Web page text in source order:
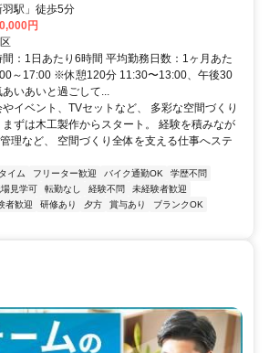
駅」徒歩5分
円
：1日あたり6時間 平均勤務日数：1ヶ月あた
～17:00 ※休憩120分 11:30〜13:00、午後30
いあいと過ごして...
イベント、TVセットなど、 多彩な空間づくり
ずは木工製作からスタート。 経験を積みなが
理など、 空間づくり全体を支える仕事へステ
イム フリーター歓迎 バイク通勤OK
学歴不問
見学可 転勤なし 経験不問
未経験者歓迎
者歓迎 研修あり 夕方 賞与あり
ブランクOK